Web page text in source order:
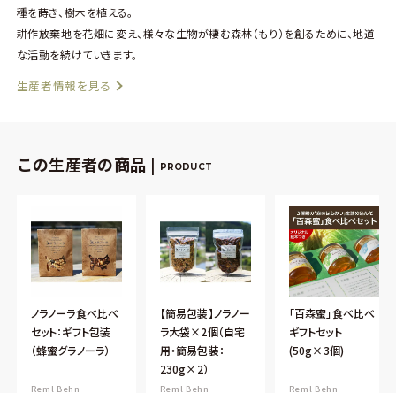
種を蒔き、樹木を植える。
耕作放棄地を花畑に変え、様々な生物が棲む森林（もり）を創るために、地道
な活動を続けていきます。
生産者情報を見る
この生産者の商品 | PRODUCT
ノラノーラ食べ比べ
セット：ギフト包装
（蜂蜜グラノーラ）
Reml Behn
【簡易包装】ノラノー
ラ大袋×2個（自宅
用・簡易包装：
230g×2）
Reml Behn
「百森蜜」食べ比べ
ギフトセット
(50g×3個)
Reml Behn